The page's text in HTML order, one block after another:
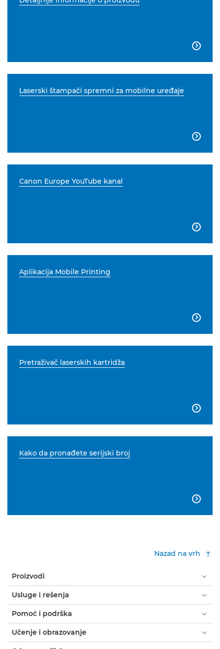

Laserski štampači spremni za mobilne uređaje

Canon Europe YouTube kanal

Aplikacija Mobile Printing

Pretraživač laserskih kartridža

Kako da pronađete serijski broj

Nazad na vrh
Proizvodi
Usluge i rešenja
Pomoć i podrška
Učenje i obrazovanje